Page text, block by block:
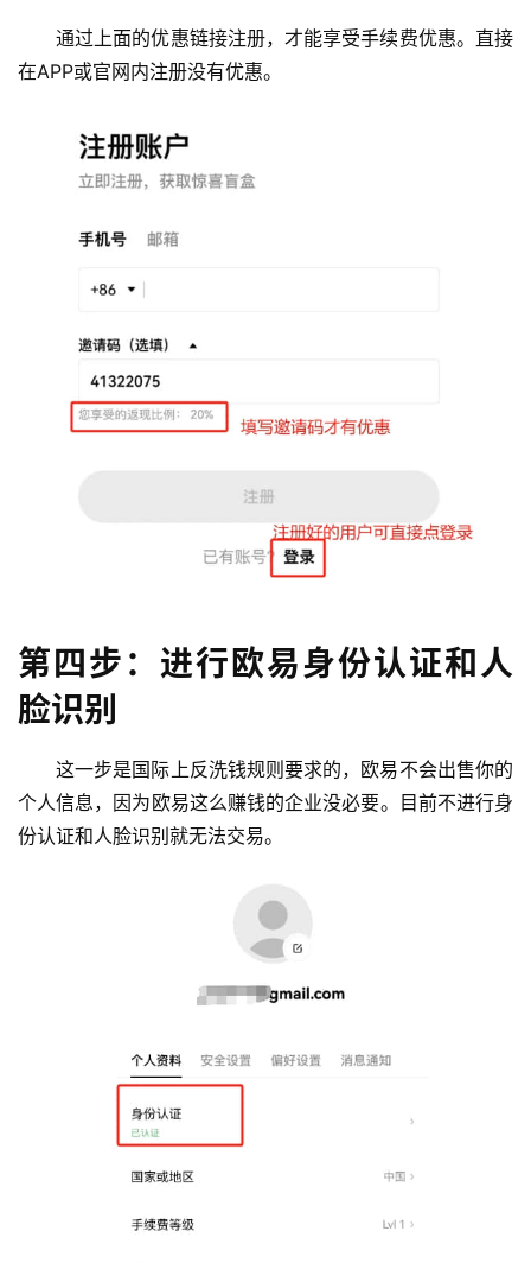
通过上面的优惠链接注册，才能享受手续费优惠。直接
在APP或官网内注册没有优惠。
第四步：进行欧易身份认证和人
脸识别
这一步是国际上反洗钱规则要求的，欧易不会出售你的
个人信息，因为欧易这么赚钱的企业没必要。目前不进行身
份认证和人脸识别就无法交易。